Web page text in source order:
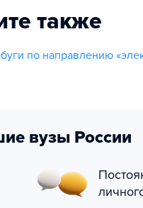
также
по направлению
вузы России